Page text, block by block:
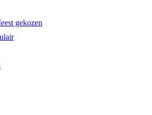
gekozen